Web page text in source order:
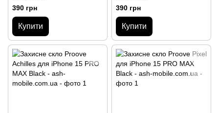
390 грн
Купити
390 грн
Купити